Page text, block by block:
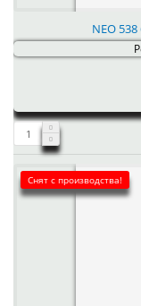
NEO 538
Снят с производства!